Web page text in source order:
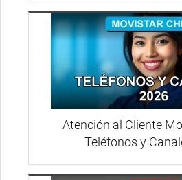
Atención al Cliente
Teléfonos y